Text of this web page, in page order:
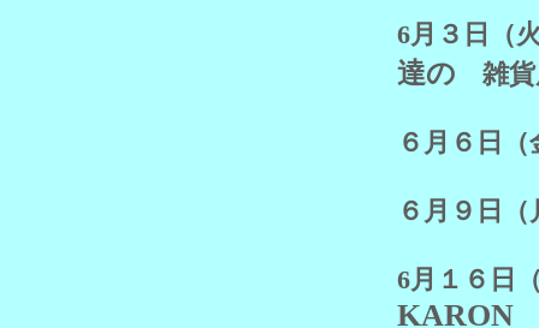
6月３日
達の 雑貨
６月６
６月９日
6月１６
KARON